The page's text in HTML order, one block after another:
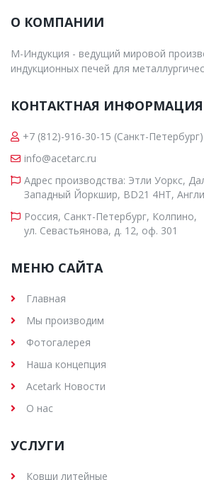
О КОМПАНИИ
М-Индукция - ведущий мировой
индукционных печей для
КОНТАКТНАЯ ИНФОРМАЦИЯ
+7 (812)-916-30-15 (Санкт-Петербург)
info@acetarc.ru
Адрес производства: Этли Уоркс,
Западный Йоркшир, BD21 4HT,
Россия, Санкт-Петербург, Колпино,
ул. Севастьянова, д. 12, оф. 301
МЕНЮ САЙТА
Главная
Мы производим
Фотогалерея
Наша концепция
Acetark Новости
О нас
УСЛУГИ
Ковши литейные